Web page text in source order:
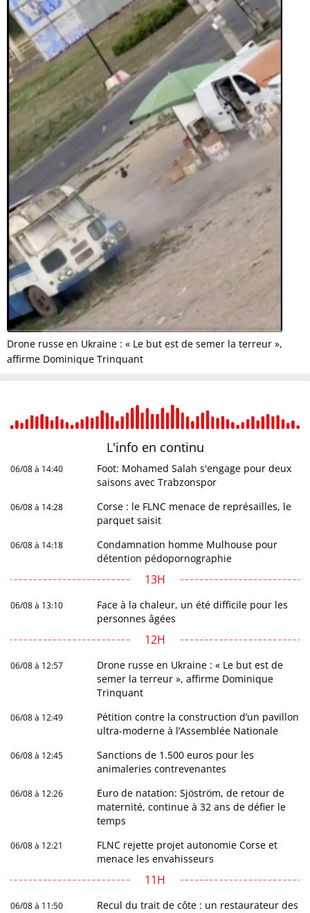
Drone russe en Ukraine : « Le but est de semer la terreur »,
affirme Dominique Trinquant
L'info en continu
06/08 à 14:40
Foot: Mohamed Salah s'engage pour deux
saisons avec Trabzonspor
06/08 à 14:28
Corse : le FLNC menace de représailles, le
parquet saisit
06/08 à 14:18
Condamnation homme Mulhouse pour
détention pédopornographie
13H
06/08 à 13:10
Face à la chaleur, un été difficile pour les
personnes âgées
12H
06/08 à 12:57
Drone russe en Ukraine : « Le but est de
semer la terreur », affirme Dominique
Trinquant
06/08 à 12:49
Pétition contre la construction d’un pavillon
ultra-moderne à l’Assemblée Nationale
06/08 à 12:45
Sanctions de 1.500 euros pour les
animaleries contrevenantes
06/08 à 12:26
Euro de natation: Sjöström, de retour de
maternité, continue à 32 ans de défier le
temps
06/08 à 12:21
FLNC rejette projet autonomie Corse et
menace les envahisseurs
11H
06/08 à 11:50
Recul du trait de côte : un restaurateur des